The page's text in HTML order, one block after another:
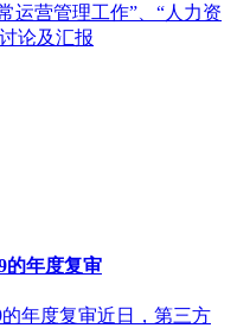
运营管理工作”、“人力资
论及汇报
的年度复审
年度复审近日，第三方